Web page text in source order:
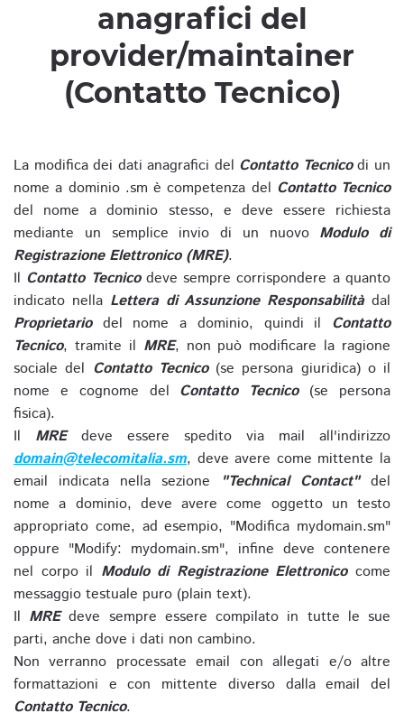
anagrafici del
provider/maintainer
(Contatto Tecnico)
La modifica dei dati anagrafici del Contatto Tecnicodi un
nome a dominio .sm è competenza del Contatto Tecnico
del nome a dominio stesso, e deve essere richiesta
mediante un semplice invio di un nuovo Modulo di
Registrazione Elettronico (MRE).
Il Contatto Tecnicodeve sempre corrispondere a quanto
indicato nella Lettera di Assunzione Responsabilitàdal
Proprietariodel nome a dominio, quindi il Contatto
Tecnico, tramite il MRE, non può modificare la ragione
sociale del Contatto Tecnico(se persona giuridica) o il
nome e cognome del Contatto Tecnico(se persona
fisica).
Il MREdeve essere spedito via mail all'indirizzo
domain@telecomitalia.sm, deve avere come mittente la
email indicata nella sezione
"Technical Contact"del
nome a dominio, deve avere come oggetto un testo
appropriato come, ad esempio, "Modifica mydomain.sm"
oppure "Modify: mydomain.sm", infine deve contenere
nel corpo il Modulo di Registrazione Elettronicocome
messaggio testuale puro (plain text).
Il MREdeve sempre essere compilato in tutte le sue
parti, anche dove i dati non cambino.
Non verranno processate email con allegati e/o altre
formattazioni e con mittente diverso dalla email del
Contatto Tecnico.